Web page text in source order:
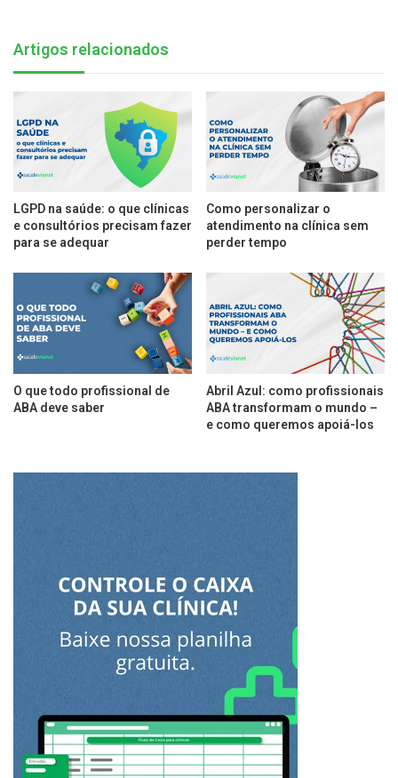
Artigos relacionados
LGPD na saúde: o que clínicas
e consultórios precisam fazer
para se adequar
Como personalizar o
atendimento na clínica sem
perder tempo
O que todo profissional de
ABA deve saber
Abril Azul: como profissionais
ABA transformam o mundo –
e como queremos apoiá-los